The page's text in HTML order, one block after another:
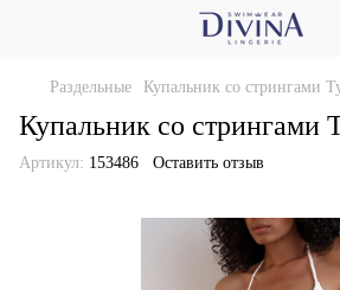
Раздельные Купальник со стрингами
Купальник со стрингами
Артикул: 153486 Оставить отзыв